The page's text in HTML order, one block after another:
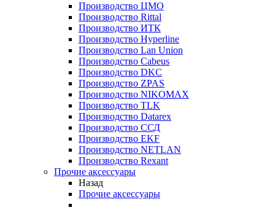
Производство ЦМО
Производство Rittal
Производство ИТК
Производство Hyperline
Производство Lan Union
Производство Cabeus
Производство DKC
Производство ZPAS
Производство NIKOMAX
Производство TLK
Производство Datarex
Производство ССД
Производство EKF
Производство NETLAN
Производство Rexant
Прочие аксеcсуары
Назад
Прочие аксеcсуары